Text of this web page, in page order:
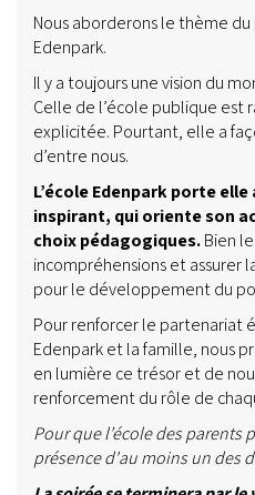
Nous aborderons le thème du
Edenpark.
Il y a toujours une vision du
Celle de l’école publique est
explicitée. Pourtant, elle a
d’entre nous.
L’école Edenpark porte
inspirant, qui oriente son
choix pédagogiques.Bien
incompréhensions et assurer
pour le développement du
Pour renforcer le partenariat
Edenpark et la famille, nous
en lumière ce trésor et de
renforcement du rôle de
Pour que l’école des parents
présence d'au moins un des